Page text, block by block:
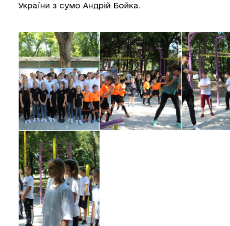
України з сумо Андрій Бойка.